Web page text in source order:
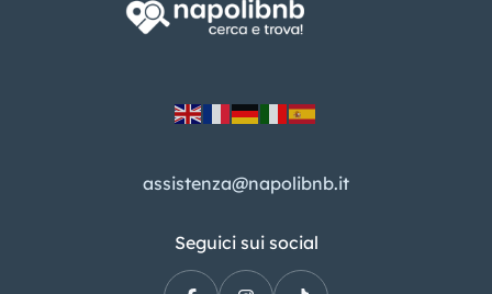
assistenza@napolibnb.it
Seguici sui social